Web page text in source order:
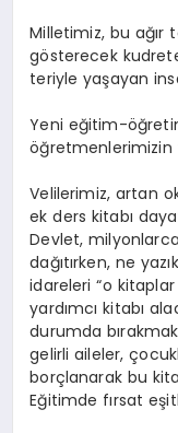
Milletimiz, bu ağır
gösterecek
teriyle yaşayan
Yeni eğitim-
öğretmenlerimizin
Velilerimiz, artan
ek ders kitabı
Devlet,
dağıtırken, ne
idareleri “o
yardımcı kitabı
durumda
gelirli aileler,
borçlanarak bu
Eğitimde fırsat